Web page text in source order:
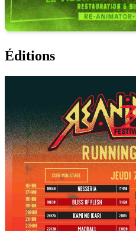
Éditions